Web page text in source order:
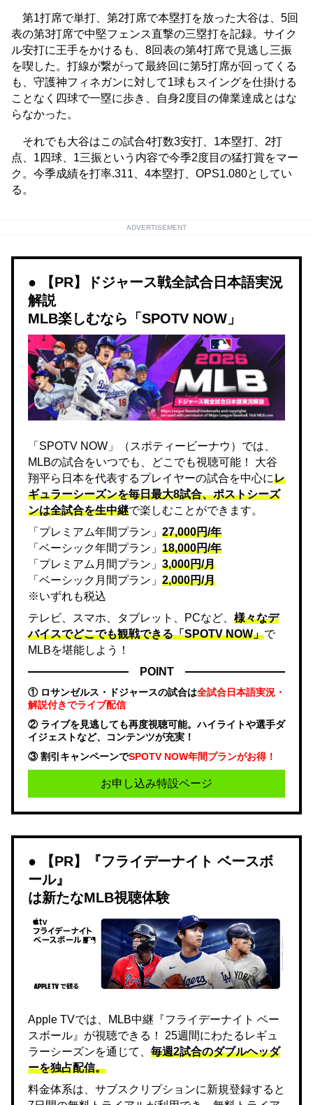
第1打席で単打、第2打席で本塁打を放った大谷は、5回
表の第3打席で中堅フェンス直撃の三塁打を記録。サイク
ル安打に王手をかけるも、8回表の第4打席で見逃し三振
を喫した。打線が繋がって最終回に第5打席が回ってくる
も、守護神フィネガンに対して1球もスイングを仕掛ける
ことなく四球で一塁に歩き、自身2度目の偉業達成とはな
らなかった。
それでも大谷はこの試合4打数3安打、1本塁打、2打
点、1四球、1三振という内容で今季2度目の猛打賞をマー
ク。今季成績を打率.311、4本塁打、OPS1.080としてい
る。
ADVERTISEMENT
【PR】ドジャース戦全試合日本語実況
解説
MLB楽しむなら「SPOTV NOW」
「SPOTV NOW」（スポティービーナウ）では、
MLBの試合をいつでも、どこでも視聴可能！ 大谷
翔平ら日本を代表するプレイヤーの試合を中心にレ
ギュラーシーズンを毎日最大8試合、ポストシーズ
ンは全試合を生中継で楽しむことができます。
「プレミアム年間プラン」 27,000円/年
「ベーシック年間プラン」 18,000円/年
「プレミアム月間プラン」 3,000円/月
「ベーシック月間プラン」 2,000円/月
※いずれも税込
テレビ、スマホ、タブレット、PCなど、 様々なデ
バイスでどこでも観戦できる「SPOTV NOW」で
MLBを堪能しよう！
POINT
① ロサンゼルス・ドジャースの試合は全試合日本語実況・
解説付きでライブ配信
② ライブを見逃しても再度視聴可能。ハイライトや選手ダ
イジェストなど、コンテンツが充実！
③ 割引キャンペーンでSPOTV NOW年間プランがお得！
お申し込み特設ページ
【PR】『フライデーナイト ベースボ
ール』
は新たなMLB視聴体験
Apple TVでは、MLB中継『フライデーナイト ベー
スボール』が視聴できる！ 25週間にわたるレギュ
ラーシーズンを通じて、 毎週2試合のダブルヘッダ
ーを独占配信。
料金体系は、サブスクリプションに新規登録すると